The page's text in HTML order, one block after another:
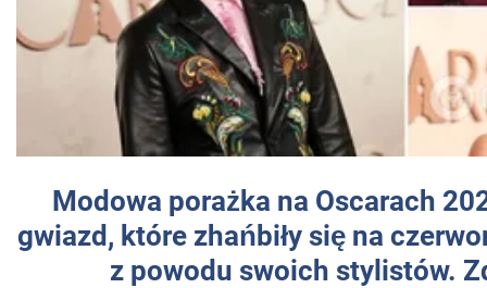
Modowa porażka na Oscarach
gwiazd, które zhańbiły się na
z powodu swoich stylistów.